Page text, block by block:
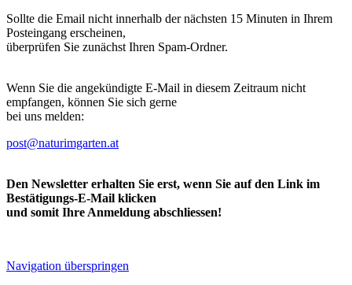
Sollte die Email nicht innerhalb der nächsten 15 Minuten in Ihrem
Posteingang erscheinen,
überprüfen Sie zunächst Ihren Spam-Ordner.
Wenn Sie die angekündigte E-Mail in diesem Zeitraum nicht
empfangen, können Sie sich gerne
bei uns melden:
post@naturimgarten.at
Den Newsletter erhalten Sie erst, wenn Sie auf den Link im
Bestätigungs-E-Mail klicken
und somit Ihre Anmeldung abschliessen!
Navigation überspringen